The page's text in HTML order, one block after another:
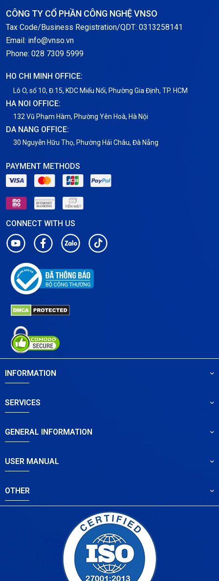
Notification
Thông tin chung
Tin tức
VNPT
CÔNG TY CỔ PHẦN CÔNG NGHỆ VNSO
Tax Code/Business Registration/QDT: 0313258141
Email: info@vnso.vn
Phone: 028 7309 5999
HO CHI MINH OFFICE:
Lô O, số 10, Đ.15, KDC Miếu Nổi, Phường Gia Định, TP. HCM
HA NOI OFFICE:
132 Vũ Phạm Hàm, Phường Yên Hoà, Hà Nội
DA NANG OFFICE:
30 Nguyễn Hữu Thọ, Phường Hải Châu, Đà Nẵng
PAYMENT METHODS
CONNECT WITH US
INFORMATION
SERVICES
GENERAL INFORMATION
USER MANUAL
OTHER